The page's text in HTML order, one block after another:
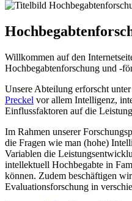
Willkommen auf den
Hochbegabtenforschung und -
Unsere Abteilung erforscht
Preckel vor allem Intelligenz,
Einflussfaktoren auf die
Im Rahmen unserer
die Fragen wie man (hohe)
Variablen die
intellektuell Hochbegabte in
können. Zudem beschäftigen
Evaluationsforschung in